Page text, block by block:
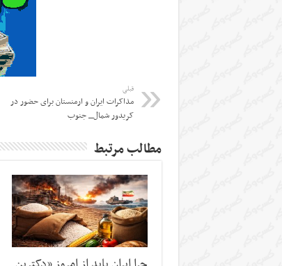
قبلی
مذاکرات ایران و ارمنستان برای حضور در
کریدور شمال_ جنوب
مطالب مرتبط